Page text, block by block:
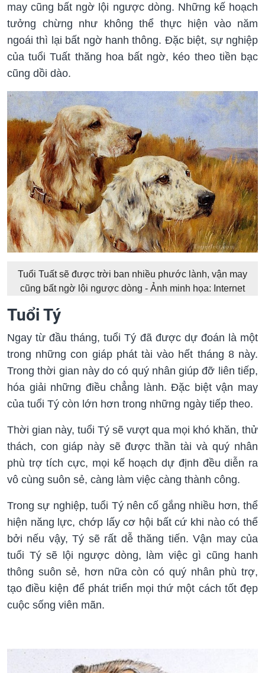
may cũng bất ngờ lội ngược dòng. Những kế hoạch
tưởng chừng như không thể thực hiện vào năm
ngoái thì lại bất ngờ hanh thông. Đặc biệt, sự nghiệp
của tuổi Tuất thăng hoa bất ngờ, kéo theo tiền bạc
cũng dồi dào.
Tuổi Tuất sẽ được trời ban nhiều phước lành, vận may
cũng bất ngờ lội ngược dòng - Ảnh minh họa: Internet
Tuổi Tý
Ngay từ đầu tháng, tuổi Tý đã được dự đoán là một
trong những con giáp phát tài vào hết tháng 8 này.
Trong thời gian này do có quý nhân giúp đỡ liên tiếp,
hóa giải những điều chẳng lành. Đặc biệt vận may
của tuổi Tý còn lớn hơn trong những ngày tiếp theo.
Thời gian này, tuổi Tý sẽ vượt qua mọi khó khăn, thử
thách, con giáp này sẽ được thần tài và quý nhân
phù trợ tích cực, mọi kế hoạch dự định đều diễn ra
vô cùng suôn sẻ, càng làm việc càng thành công.
Trong sự nghiệp, tuổi Tý nên cố gắng nhiều hơn, thể
hiện năng lực, chớp lấy cơ hội bất cứ khi nào có thể
bởi nếu vậy, Tý sẽ rất dễ thăng tiến. Vận may của
tuổi Tý sẽ lội ngược dòng, làm việc gì cũng hanh
thông suôn sẻ, hơn nữa còn có quý nhân phù trợ,
tạo điều kiện để phát triển mọi thứ một cách tốt đẹp
cuộc sống viên mãn.